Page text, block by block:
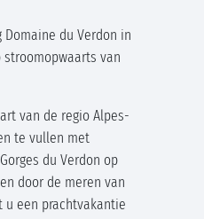
du Verdon in
van
van de regio Alpes-
te vullen met
du Verdon op
door de meren van
een prachtvakantie